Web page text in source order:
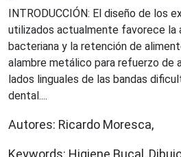
INTRODUCCIÓN: El diseño de los
utilizados actualmente favorece la
bacteriana y la retención de
alambre metálico para refuerzo de
lados linguales de las bandas
dental....
Autores: Ricardo Moresca,
Keywords: Higiene Bucal,